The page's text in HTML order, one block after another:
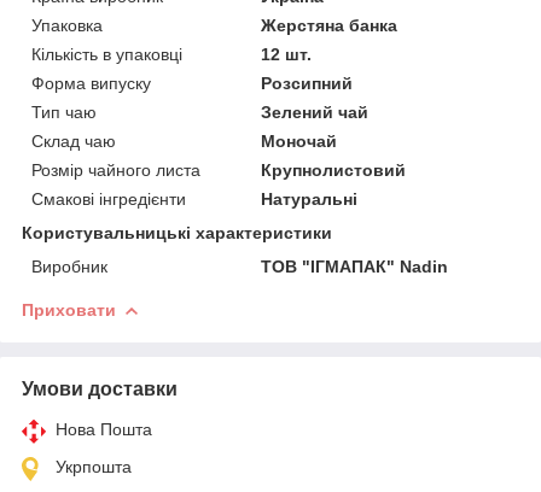
Упаковка
Жерстяна банка
Кількість в упаковці
12 шт.
Форма випуску
Розсипний
Тип чаю
Зелений чай
Склад чаю
Моночай
Розмір чайного листа
Крупнолистовий
Смакові інгредієнти
Натуральні
Користувальницькі характеристики
Виробник
ТОВ "ІГМАПАК" Nadin
Приховати
Умови доставки
Нова Пошта
Укрпошта